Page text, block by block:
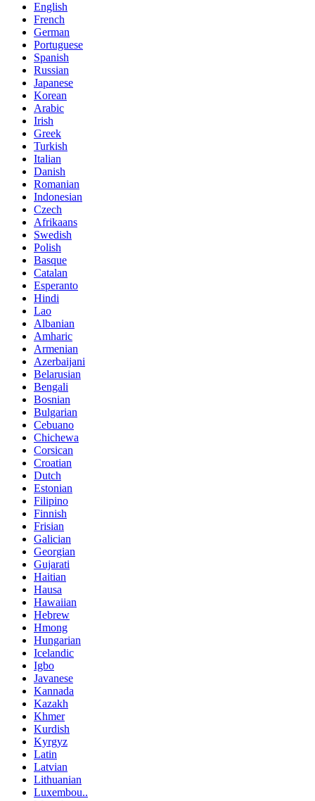
English
French
German
Portuguese
Spanish
Russian
Japanese
Korean
Arabic
Irish
Greek
Turkish
Italian
Danish
Romanian
Indonesian
Czech
Afrikaans
Swedish
Polish
Basque
Catalan
Esperanto
Hindi
Lao
Albanian
Amharic
Armenian
Azerbaijani
Belarusian
Bengali
Bosnian
Bulgarian
Cebuano
Chichewa
Corsican
Croatian
Dutch
Estonian
Filipino
Finnish
Frisian
Galician
Georgian
Gujarati
Haitian
Hausa
Hawaiian
Hebrew
Hmong
Hungarian
Icelandic
Igbo
Javanese
Kannada
Kazakh
Khmer
Kurdish
Kyrgyz
Latin
Latvian
Lithuanian
Luxembou..